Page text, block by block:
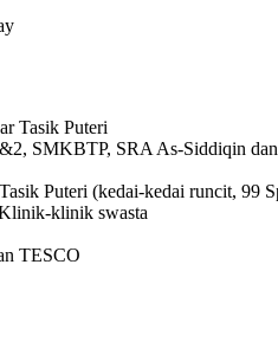
Tasik Puteri
SMKBTP, SRA As-Siddiqin
Puteri (kedai-kedai runcit, 99
klinik swasta
TESCO